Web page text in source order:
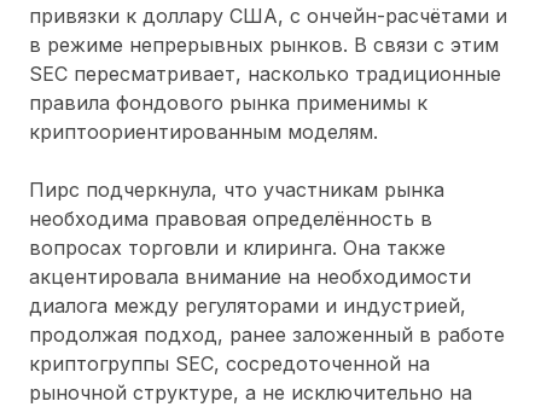
привязки к доллару США, с ончейн-расчётами и
в режиме непрерывных рынков. В связи с этим
SEC пересматривает, насколько традиционные
правила фондового рынка применимы к
криптоориентированным моделям.
Пирс подчеркнула, что участникам рынка
необходима правовая определённость в
вопросах торговли и клиринга. Она также
акцентировала внимание на необходимости
диалога между регуляторами и индустрией,
продолжая подход, ранее заложенный в работе
криптогруппы SEC, сосредоточенной на
рыночной структуре, а не исключительно на